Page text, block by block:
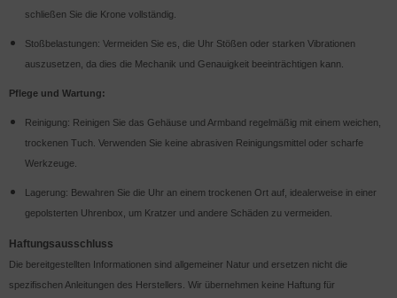
schließen Sie die Krone vollständig.
Stoßbelastungen: Vermeiden Sie es, die Uhr Stößen oder starken Vibrationen
auszusetzen, da dies die Mechanik und Genauigkeit beeinträchtigen kann.
Pflege und Wartung:
Reinigung: Reinigen Sie das Gehäuse und Armband regelmäßig mit einem weichen,
trockenen Tuch. Verwenden Sie keine abrasiven Reinigungsmittel oder scharfe
Werkzeuge.
Lagerung: Bewahren Sie die Uhr an einem trockenen Ort auf, idealerweise in einer
gepolsterten Uhrenbox, um Kratzer und andere Schäden zu vermeiden.
Haftungsausschluss
Die bereitgestellten Informationen sind allgemeiner Natur und ersetzen nicht die
spezifischen Anleitungen des Herstellers. Wir übernehmen keine Haftung für